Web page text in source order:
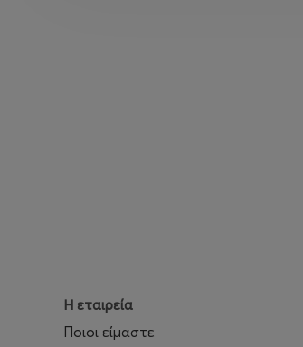
Η εταιρεία
Ποιοι είμαστε